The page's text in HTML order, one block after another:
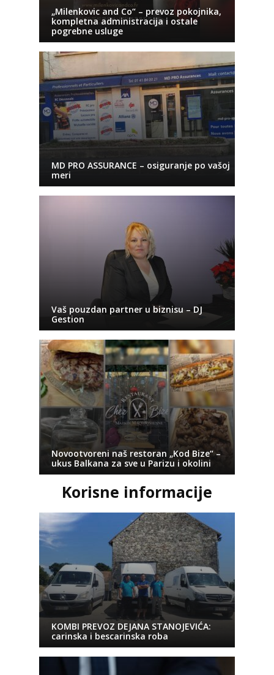
„Milenkovic and Co“ – prevoz pokojnika,
kompletna administracija i ostale
pogrebne usluge
MD PRO ASSURANCE – osiguranje po vašoj
meri
Vaš pouzdan partner u biznisu – DJ
Gestion
Novootvoreni naš restoran „Kod Bize“ –
ukus Balkana za sve u Parizu i okolini
Korisne informacije
KOMBI PREVOZ DEJANA STANOJEVIĆA:
carinska i bescarinska roba